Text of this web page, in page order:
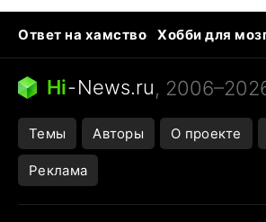
Ответ на хамство
Хобби для
Бензин 100 и 95
Тунцы в
Следующая пандемия
Hi-News.ru,
Темы Авторы О проекте
Реклама